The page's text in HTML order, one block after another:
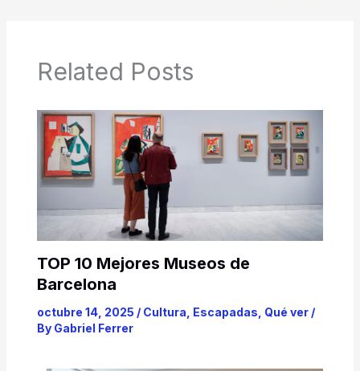
Related Posts
TOP 10 Mejores Museos de
Barcelona
octubre 14, 2025 / Cultura, Escapadas, Qué ver/
By Gabriel Ferrer